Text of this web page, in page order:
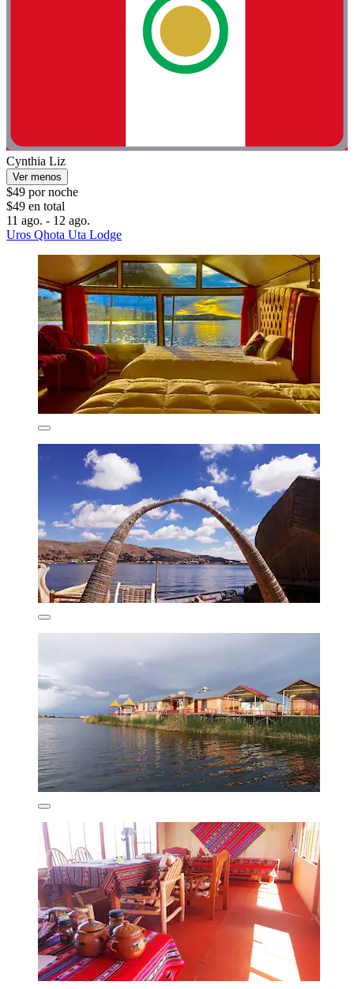
Cynthia Liz
Ver menos
$49 por noche
$49 en total
11 ago. - 12 ago.
Uros Qhota Uta Lodge